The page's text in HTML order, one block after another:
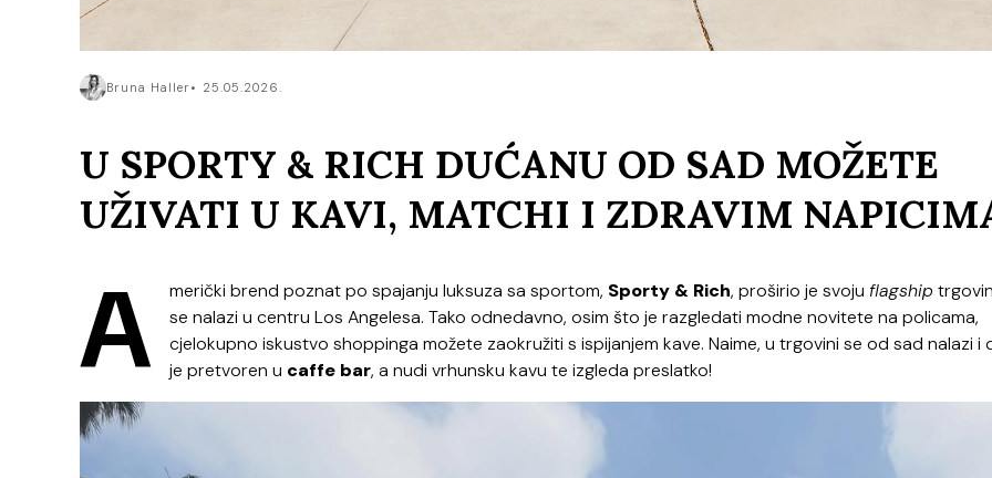
Bruna Haller 25.05.2026.
U SPORTY & RICH DUĆANU OD SAD MOŽETE
UŽIVATI U KAVI, MATCHI I ZDRAVIM
A merički brend poznat po spajanju luksuza sa sportom, Sporty & Rich, proširio je svoju flagship
se nalazi u centru Los Angelesa. Tako odnedavno, osim što je razgledati modne novitete na policama,
cjelokupno iskustvo shoppinga možete zaokružiti s ispijanjem kave. Naime, u trgovini se od sad nalazi i
je pretvoren u caffe bar, a nudi vrhunsku kavu te izgleda preslatko!